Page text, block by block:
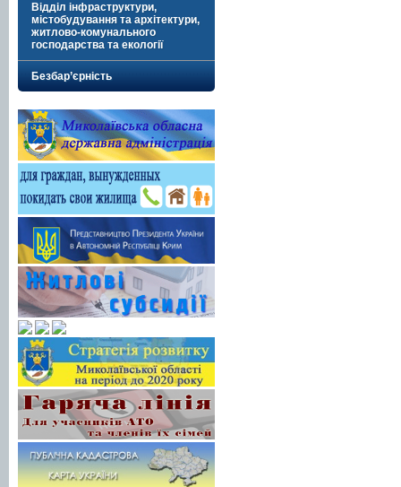
Відділ інфраструктури,
містобудування та архітектури,
житлово-комунального
господарства та екології
Безбар’єрність